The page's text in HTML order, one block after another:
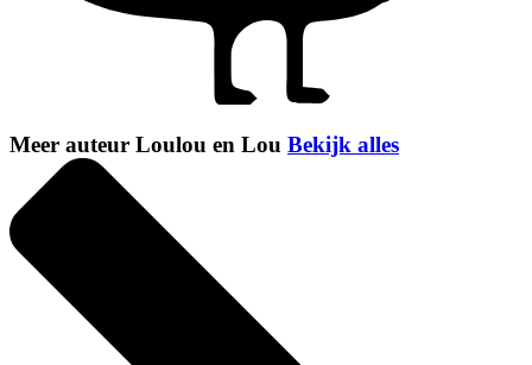
Meer auteur Loulou en Lou Bekijk alles